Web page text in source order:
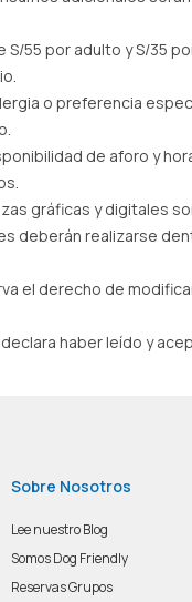
S/55 por adulto y S/35
o preferencia
de aforo y
gráficas y digitales
deberán realizarse
el derecho de
haber leído y
Sobre Nosotros
Lee nuestro Blog
Somos Dog Friendly
Reservas Grupos